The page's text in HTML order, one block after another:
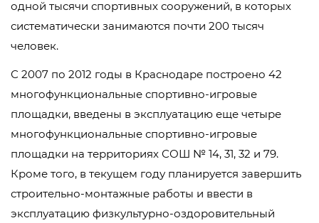
одной тысячи спортивных сооружений, в которых
систематически занимаются почти 200 тысяч
человек.
С 2007 по 2012 годы в Краснодаре построено 42
многофункциональные спортивно-игровые
площадки, введены в эксплуатацию еще четыре
многофункциональные спортивно-игровые
площадки на территориях СОШ № 14, 31, 32 и 79.
Кроме того, в текущем году планируется завершить
строительно-монтажные работы и ввести в
эксплуатацию физкультурно-оздоровительный